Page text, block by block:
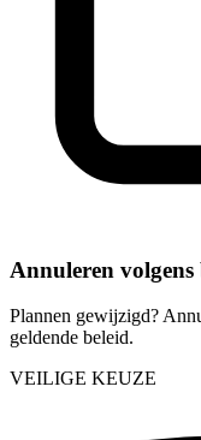
Annuleren volgens
Plannen gewijzigd?
geldende beleid.
VEILIGE KEUZE